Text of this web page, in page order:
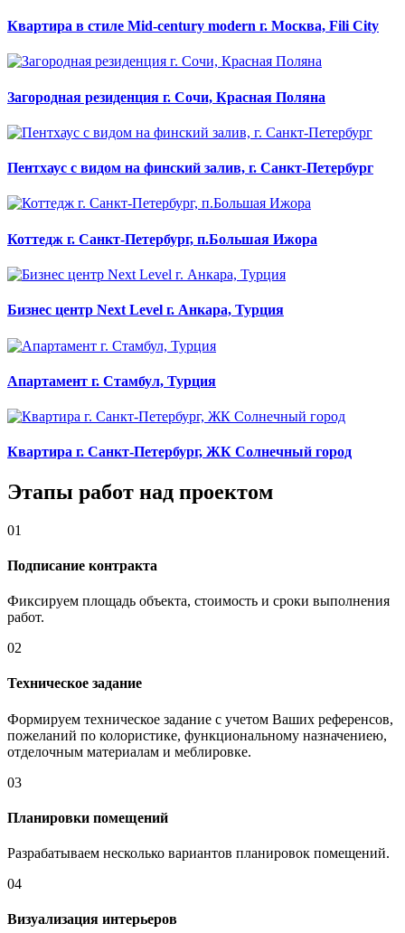
Квартира в стиле Mid-century modern г. Москва, Fili City
Загородная резиденция г. Сочи, Красная Поляна
Пентхаус c видом на финский залив, г. Санкт-Петербург
Коттедж г. Санкт-Петербург, п.Большая Ижора
Бизнес центр Next Level г. Анкара, Турция
Апартамент г. Стамбул, Турция
Квартира г. Санкт-Петербург, ЖК Солнечный город
Этапы работ над проектом
01
Подписание контракта
Фиксируем площадь объекта, стоимость и сроки выполнения
работ.
02
Техническое задание
Формируем техническое задание с учетом Ваших референсов,
пожеланий по колористике, функциональному назначениею,
отделочным материалам и меблировке.
03
Планировки помещений
Разрабатываем несколько вариантов планировок помещений.
04
Визуализация интерьеров